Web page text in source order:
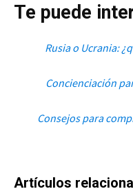
Te puede
Rusia o Ucrania:
Concienciación
Consejos para
Artículos